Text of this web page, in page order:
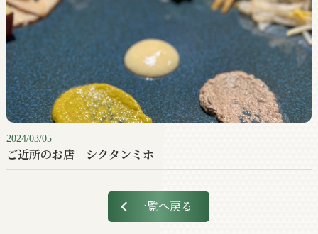
2024/03/05
ご近所のお店「シクタンミホ」
一覧へ戻る